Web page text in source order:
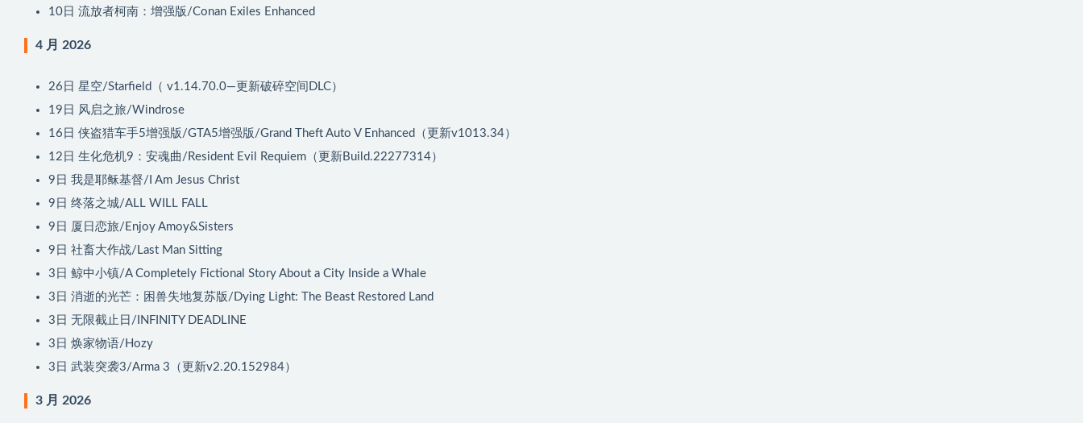
10日 流放者柯南：增强版/Conan Exiles Enhanced
4 月 2026
26日 星空/Starfield（ v1.14.70.0—更新破碎空间DLC）
19日 风启之旅/Windrose
16日 侠盗猎车手5增强版/GTA5增强版/Grand Theft Auto V Enhanced（更新v1013.34）
12日 生化危机9：安魂曲/Resident Evil Requiem（更新Build.22277314）
9日 我是耶稣基督/I Am Jesus Christ
9日 终落之城/ALL WILL FALL
9日 厦日恋旅/Enjoy Amoy&Sisters
9日 社畜大作战/Last Man Sitting
3日 鲸中小镇/A Completely Fictional Story About a City Inside a Whale
3日 消逝的光芒：困兽失地复苏版/Dying Light: The Beast Restored Land
3日 无限截止日/INFINITY DEADLINE
3日 焕家物语/Hozy
3日 武装突袭3/Arma 3（更新v2.20.152984）
3 月 2026